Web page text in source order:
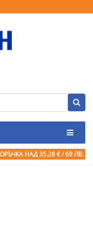
НАД 35.28 € / 69 ЛВ.